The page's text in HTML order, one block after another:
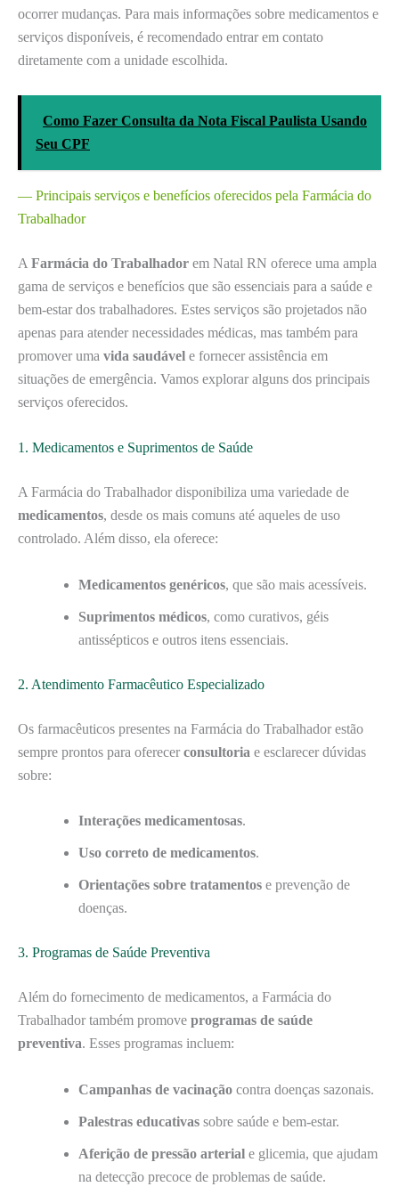
ocorrer mudanças. Para mais informações sobre medicamentos e
serviços disponíveis, é recomendado entrar em contato
diretamente com a unidade escolhida.
Como Fazer Consulta da Nota Fiscal Paulista Usando
Seu CPF
— Principais serviços e benefícios oferecidos pela Farmácia do
Trabalhador
A Farmácia do Trabalhador em Natal RN oferece uma ampla
gama de serviços e benefícios que são essenciais para a saúde e
bem-estar dos trabalhadores. Estes serviços são projetados não
apenas para atender necessidades médicas, mas também para
promover uma vida saudável e fornecer assistência em
situações de emergência. Vamos explorar alguns dos principais
serviços oferecidos.
1. Medicamentos e Suprimentos de Saúde
A Farmácia do Trabalhador disponibiliza uma variedade de
medicamentos, desde os mais comuns até aqueles de uso
controlado. Além disso, ela oferece:
Medicamentos genéricos, que são mais acessíveis.
Suprimentos médicos, como curativos, géis
antissépticos e outros itens essenciais.
2. Atendimento Farmacêutico Especializado
Os farmacêuticos presentes na Farmácia do Trabalhador estão
sempre prontos para oferecer consultoria e esclarecer dúvidas
sobre:
Interações medicamentosas.
Uso correto de medicamentos.
Orientações sobre tratamentos e prevenção de
doenças.
3. Programas de Saúde Preventiva
Além do fornecimento de medicamentos, a Farmácia do
Trabalhador também promove programas de saúde
preventiva. Esses programas incluem:
Campanhas de vacinação contra doenças sazonais.
Palestras educativas sobre saúde e bem-estar.
Aferição de pressão arterial e glicemia, que ajudam
na detecção precoce de problemas de saúde.